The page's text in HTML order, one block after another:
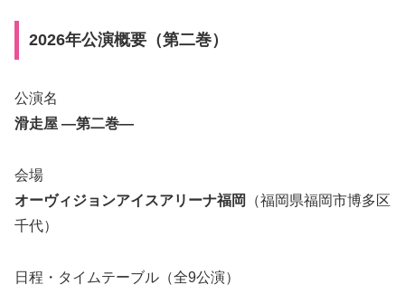
2026年公演概要（第二巻）
公演名
滑走屋 ―第二巻―
会場
オーヴィジョンアイスアリーナ福岡
（福岡県福岡市博多区
千代）
日程・タイムテーブル（全9公演）